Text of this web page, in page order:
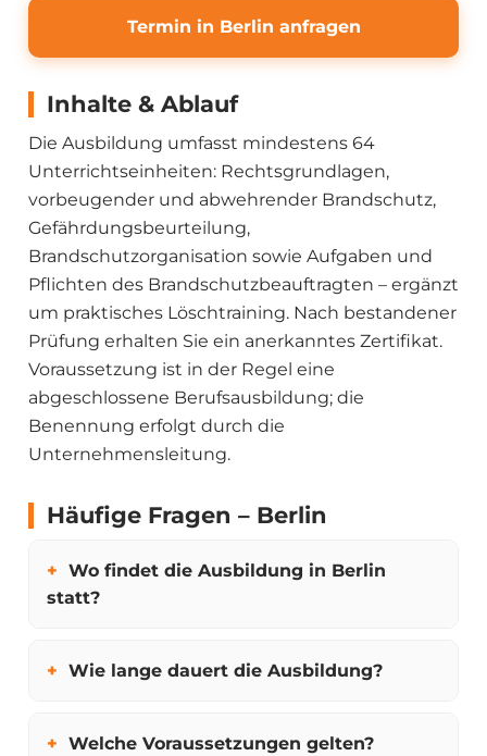
Termin in Berlin anfragen
Inhalte & Ablauf
Die Ausbildung umfasst mindestens 64
Unterrichtseinheiten: Rechtsgrundlagen,
vorbeugender und abwehrender Brandschutz,
Gefährdungsbeurteilung,
Brandschutzorganisation sowie Aufgaben und
Pflichten des Brandschutzbeauftragten – ergänzt
um praktisches Löschtraining. Nach bestandener
Prüfung erhalten Sie ein anerkanntes Zertifikat.
Voraussetzung ist in der Regel eine
abgeschlossene Berufsausbildung; die
Benennung erfolgt durch die
Unternehmensleitung.
Häufige Fragen – Berlin
Wo findet die Ausbildung in Berlin
statt?
Wie lange dauert die Ausbildung?
Welche Voraussetzungen gelten?